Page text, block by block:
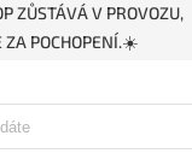
ZŮSTÁVÁ V PROVOZU,
ZA POCHOPENÍ.☀️